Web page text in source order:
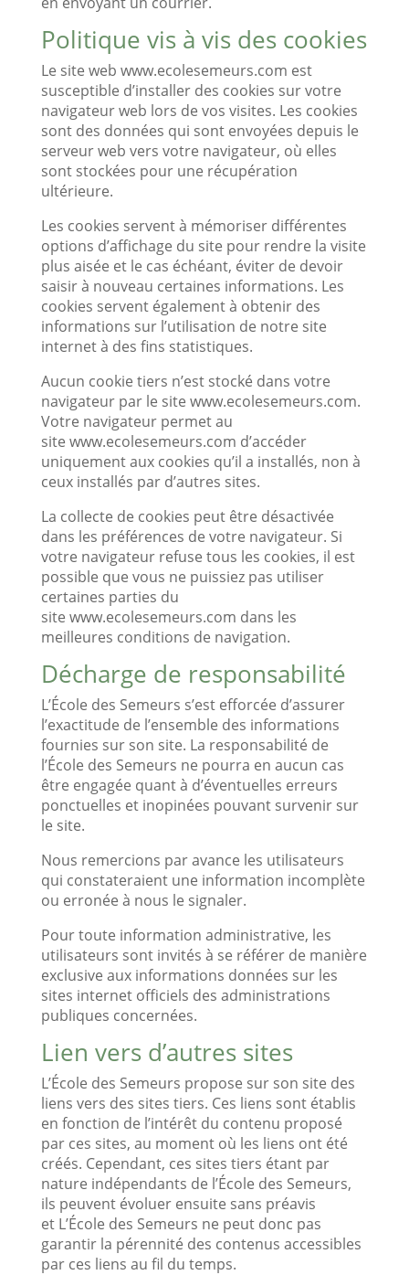
Politique vis à vis des cookies
Le site web www.ecolesemeurs.com est
susceptible d’installer des cookies sur votre
navigateur web lors de vos visites. Les cookies
sont des données qui sont envoyées depuis le
serveur web vers votre navigateur, où elles
sont stockées pour une récupération
ultérieure.
Les cookies servent à mémoriser différentes
options d’affichage du site pour rendre la visite
plus aisée et le cas échéant, éviter de devoir
saisir à nouveau certaines informations. Les
cookies servent également à obtenir des
informations sur l’utilisation de notre site
internet à des fins statistiques.
Aucun cookie tiers n’est stocké dans votre
navigateur par le site www.ecolesemeurs.com.
Votre navigateur permet au
site www.ecolesemeurs.com d’accéder
uniquement aux cookies qu’il a installés, non à
ceux installés par d’autres sites.
La collecte de cookies peut être désactivée
dans les préférences de votre navigateur. Si
votre navigateur refuse tous les cookies, il est
possible que vous ne puissiez pas utiliser
certaines parties du
site www.ecolesemeurs.com dans les
meilleures conditions de navigation.
Décharge de responsabilité
L’École des Semeurs s’est efforcée d’assurer
l’exactitude de l’ensemble des informations
fournies sur son site. La responsabilité de
l’École des Semeurs ne pourra en aucun cas
être engagée quant à d’éventuelles erreurs
ponctuelles et inopinées pouvant survenir sur
le site.
Nous remercions par avance les utilisateurs
qui constateraient une information incomplète
ou erronée à nous le signaler.
Pour toute information administrative, les
utilisateurs sont invités à se référer de manière
exclusive aux informations données sur les
sites internet officiels des administrations
publiques concernées.
Lien vers d’autres sites
L’École des Semeurs propose sur son site des
liens vers des sites tiers. Ces liens sont établis
en fonction de l’intérêt du contenu proposé
par ces sites, au moment où les liens ont été
créés. Cependant, ces sites tiers étant par
nature indépendants de l’École des Semeurs,
ils peuvent évoluer ensuite sans préavis
et L’École des Semeurs ne peut donc pas
garantir la pérennité des contenus accessibles
par ces liens au fil du temps.